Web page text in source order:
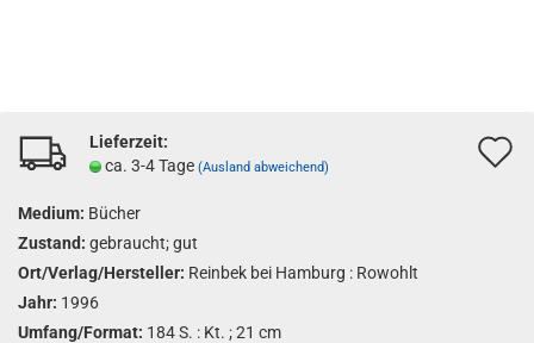
Lieferzeit:
ca. 3-4 Tage (Ausland abweichend)
Medium: Bücher
Zustand: gebraucht; gut
Ort/Verlag/Hersteller: Reinbek bei Hamburg : Rowohlt
Jahr: 1996
Umfang/Format: 184 S. : Kt. ; 21 cm